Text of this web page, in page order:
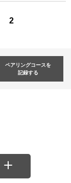
2
ペアリングコースを
記録する